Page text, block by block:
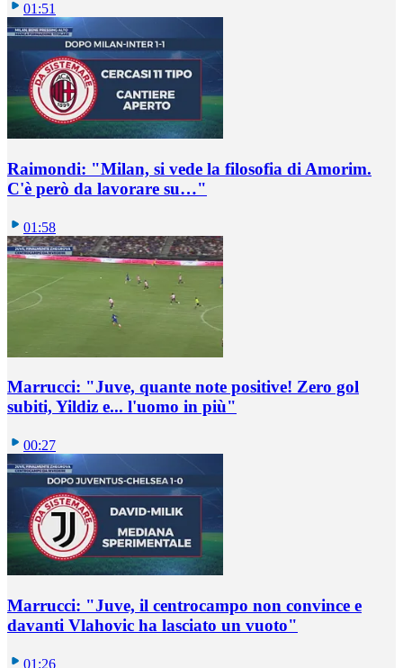
01:51
Raimondi: "Milan, si vede la filosofia di Amorim.
C'è però da lavorare su…"
01:58
Marrucci: "Juve, quante note positive! Zero gol
subiti, Yildiz e... l'uomo in più"
00:27
Marrucci: "Juve, il centrocampo non convince e
davanti Vlahovic ha lasciato un vuoto"
01:26